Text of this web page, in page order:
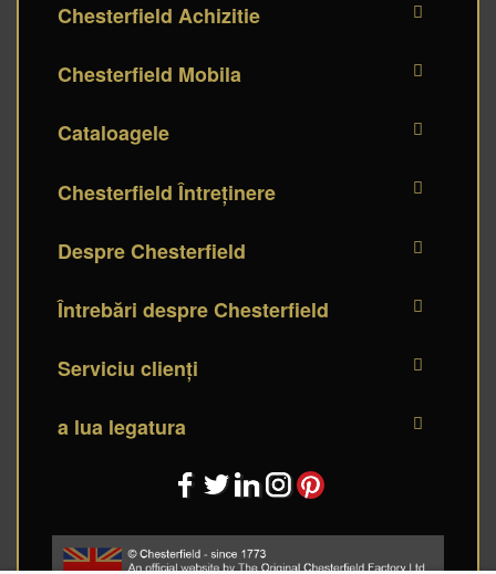
Chesterfield Achizitie
Chesterfield Mobila
Cataloagele
Chesterfield Întreținere
Despre Chesterfield
Întrebări despre Chesterfield
Serviciu clienți
a lua legatura